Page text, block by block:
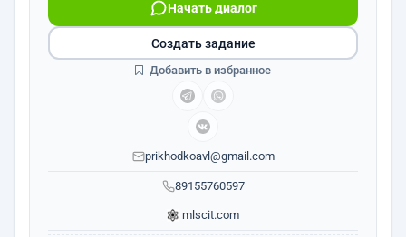
89155760597
Начать диалог
prikhodkoavl@gmail.com
mlscit.com
Создать задание
Добавить в избранное